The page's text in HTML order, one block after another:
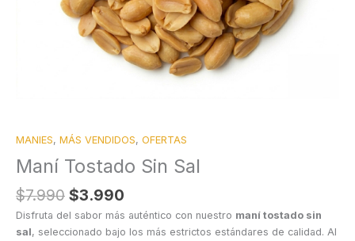
MANIES, MÁS VENDIDOS, OFERTAS
Maní Tostado Sin Sal
$7.990 $3.990
Disfruta del sabor más auténtico con nuestro maní tostado sin
sal, seleccionado bajo los más estrictos estándares de calidad. Al